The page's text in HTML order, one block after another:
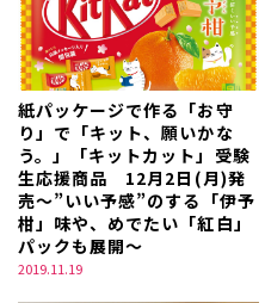
紙パッケージで作る「お守
り」で「キット、願いかな
う。」「キットカット」受験
生応援商品 12月2日(月)発
売～”いい予感”のする「伊予
柑」味や、めでたい「紅白」
パックも展開～
2019.11.19